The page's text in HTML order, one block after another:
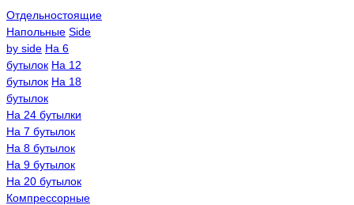
Отдельностоящие
Напольные Side
by side На 6
бутылок На 12
бутылок На 18
бутылок
На 24 бутылки
На 7 бутылок
На 8 бутылок
На 9 бутылок
На 20 бутылок
Компрессорные